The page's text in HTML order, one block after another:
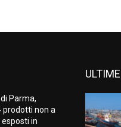
Parma,
prodotti non a
in